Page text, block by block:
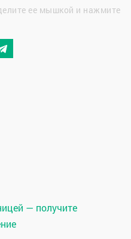
ее мышкой и нажмите
— получите